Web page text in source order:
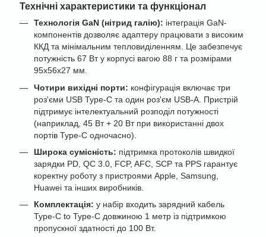
Технічні характеристики та функціонал
Технологія GaN (нітрид галію): інтеграція GaN-
компонентів дозволяє адаптеру працювати з високим
ККД та мінімальним тепловиділенням. Це забезпечує
потужність 67 Вт у корпусі вагою 88 г та розмірами
95х56х27 мм.
Чотири вихідні порти: конфігурація включає три
роз'єми USB Type-C та один роз'єм USB-A. Пристрій
підтримує інтелектуальний розподіл потужності
(наприклад, 45 Вт + 20 Вт при використанні двох
портів Type-C одночасно).
Широка сумісність: підтримка протоколів швидкої
зарядки PD, QC 3.0, FCP, AFC, SCP та PPS гарантує
коректну роботу з пристроями Apple, Samsung,
Huawei та інших виробників.
Комплектація: у набір входить зарядний кабель
Type-C to Type-C довжиною 1 метр із підтримкою
пропускної здатності до 100 Вт.